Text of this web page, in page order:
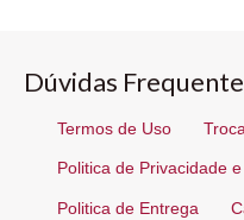
Dúvidas
Termos de Uso
Politica de Privacidade
Politica de Entrega